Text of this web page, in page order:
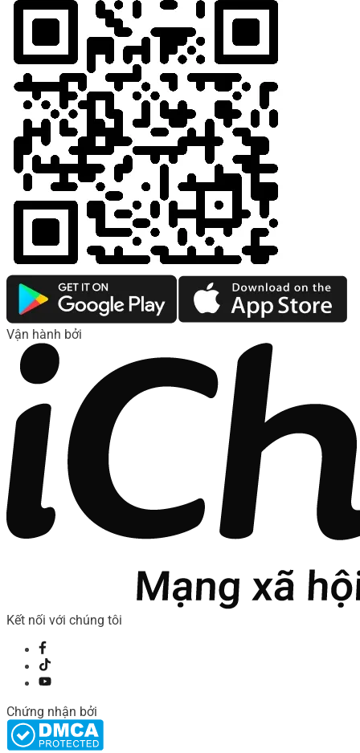
Vận hành bởi
Kết nối với chúng tôi
Chứng nhận bởi